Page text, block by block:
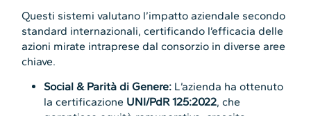
Questi sistemi valutano l’impatto aziendale secondo
standard internazionali, certificando l’efficacia delle
azioni mirate intraprese dal consorzio in diverse aree
chiave.
Social & Parità di Genere: L’azienda ha ottenuto
la certificazione UNI/PdR 125:2022, che